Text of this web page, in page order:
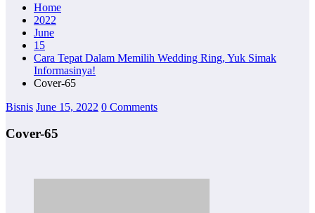
Home
2022
June
15
Cara Tepat Dalam Memilih Wedding Ring, Yuk Simak
Informasinya!
Cover-65
Bisnis June 15, 2022 0 Comments
Cover-65